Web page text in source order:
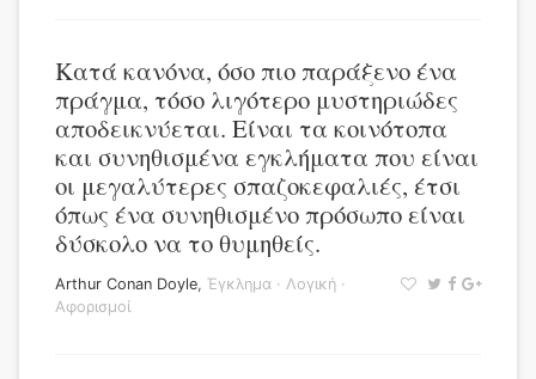
Κατά κανόνα, όσο πιο παράξενο ένα
πράγμα, τόσο λιγότερο μυστηριώδες
αποδεικνύεται. Είναι τα κοινότοπα
και συνηθισμένα εγκλήματα που είναι
οι μεγαλύτερες σπαζοκεφαλιές, έτσι
όπως ένα συνηθισμένο πρόσωπο είναι
δύσκολο να το θυμηθείς.
Arthur Conan Doyle, Έγκλημα · Λογική ·
Αφορισμοί